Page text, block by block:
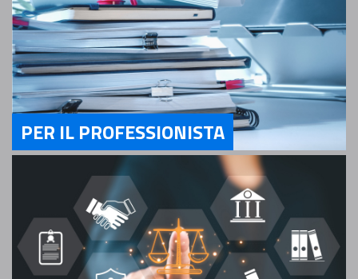
Servizi Per il Professionista
PER IL PROFESSIONISTA